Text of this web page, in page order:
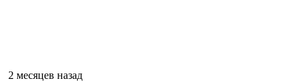
2 месяцев назад